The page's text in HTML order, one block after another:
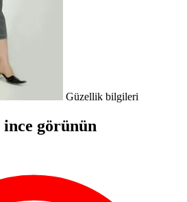
Güzellik bilgileri
görünün